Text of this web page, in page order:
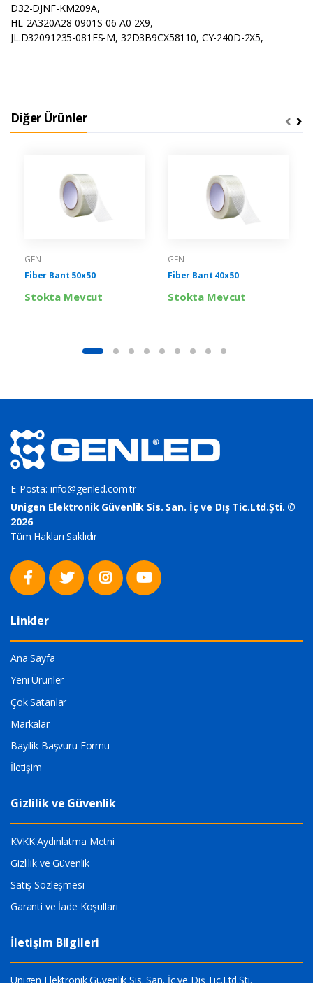
D32-DJNF-KM209A,
HL-2A320A28-0901S-06 A0 2X9,
JL.D32091235-081ES-M, 32D3B9CX58110, CY-240D-2X5,
Diğer Ürünler
GEN
Fiber Bant 50x50
Stokta Mevcut
GEN
Fiber Bant 40x50
Stokta Mevcut
E-Posta: info@genled.com.tr
Unigen Elektronik Güvenlik Sis. San. İç ve Dış Tic.Ltd.Şti. ©
2026
Tüm Hakları Saklıdır
Linkler
Ana Sayfa
Yeni Ürünler
Çok Satanlar
Markalar
Bayilik Başvuru Formu
İletişim
Gizlilik ve Güvenlik
KVKK Aydınlatma Metni
Gizlilik ve Güvenlik
Satış Sözleşmesi
Garanti ve İade Koşulları
İletişim Bilgileri
Unigen Elektronik Güvenlik Sis. San. İç ve Dış Tic.Ltd.Şti.